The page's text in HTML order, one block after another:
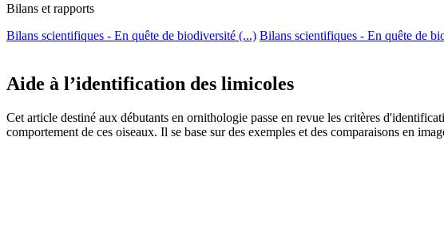
Bilans et rapports
Bilans scientifiques - En quête de biodiversité (...) Bilans scientifiques - En quête de
Aide à l’identification des limicoles
Cet article destiné aux débutants en ornithologie passe en revue les critères
comportement de ces oiseaux. Il se base sur des exemples et des comparaisons en